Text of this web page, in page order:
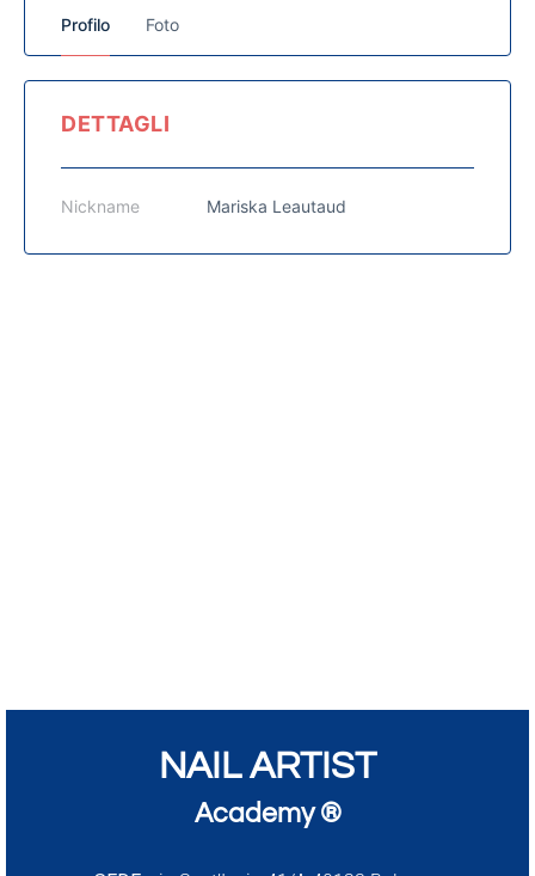
Profilo Foto
DETTAGLI
Nickname Mariska Leautaud
NAIL ARTIST
Academy ®